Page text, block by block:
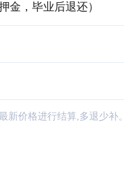
金，毕业后退还）
新价格进行结算,多退少补。